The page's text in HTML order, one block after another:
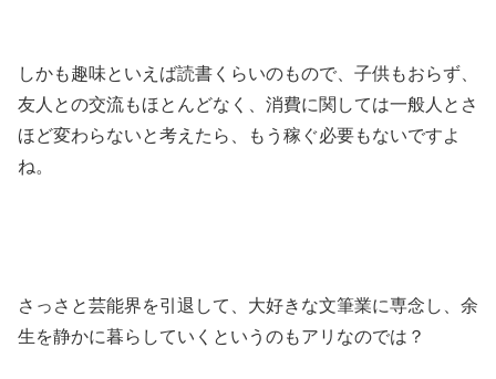
しかも趣味といえば読書くらいのもので、子供もおらず、
友人との交流もほとんどなく、消費に関しては一般人とさ
ほど変わらないと考えたら、もう稼ぐ必要もないですよ
ね。
さっさと芸能界を引退して、大好きな文筆業に専念し、余
生を静かに暮らしていくというのもアリなのでは？